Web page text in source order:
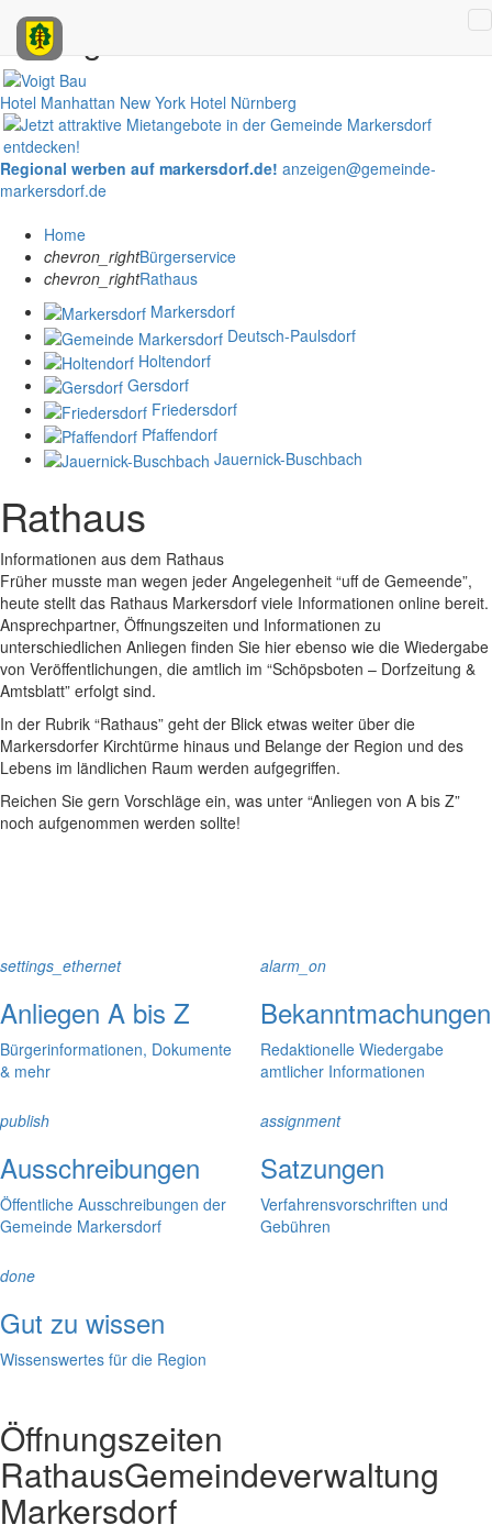
Anzeigen
Hotel Manhattan New York Hotel Nürnberg
Regional werben auf markersdorf.de! anzeigen@gemeinde-
markersdorf.de
Home
chevron_rightBürgerservice
chevron_rightRathaus
Markersdorf
Deutsch-Paulsdorf
Holtendorf
Gersdorf
Friedersdorf
Pfaffendorf
Jauernick-Buschbach
Rathaus
Informationen aus dem Rathaus
Früher musste man wegen jeder Angelegenheit “uff de Gemeende”,
heute stellt das Rathaus Markersdorf viele Informationen online bereit.
Ansprechpartner, Öffnungszeiten und Informationen zu
unterschiedlichen Anliegen finden Sie hier ebenso wie die Wiedergabe
von Veröffentlichungen, die amtlich im “Schöpsboten – Dorfzeitung &
Amtsblatt” erfolgt sind.
In der Rubrik “Rathaus” geht der Blick etwas weiter über die
Markersdorfer Kirchtürme hinaus und Belange der Region und des
Lebens im ländlichen Raum werden aufgegriffen.
Reichen Sie gern Vorschläge ein, was unter “Anliegen von A bis Z”
noch aufgenommen werden sollte!
settings_ethernet
Anliegen A bis Z
Bürgerinformationen, Dokumente
& mehr
alarm_on
Bekanntmachungen
Redaktionelle Wiedergabe
amtlicher Informationen
publish
Ausschreibungen
Öffentliche Ausschreibungen der
Gemeinde Markersdorf
assignment
Satzungen
Verfahrensvorschriften und
Gebühren
done
Gut zu wissen
Wissenswertes für die Region
Öffnungszeiten
RathausGemeindeverwaltung
Markersdorf